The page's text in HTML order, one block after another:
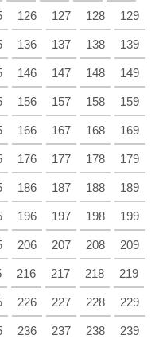
126 127 128 129
136 137 138 139
146 147 148 149
156 157 158 159
166 167 168 169
176 177 178 179
186 187 188 189
196 197 198 199
206 207 208 209
216 217 218 219
226 227 228 229
236 237 238 239